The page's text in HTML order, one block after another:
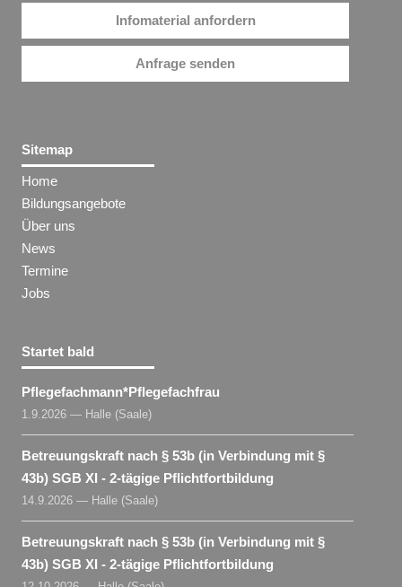
Infomaterial anfordern
Anfrage senden
Sitemap
Home
Bildungsangebote
Über uns
News
Termine
Jobs
Startet bald
Pflegefachmann​*Pflegefachfrau
1.9.2026 — Halle (Saale)
Betreuungskraft nach § 53b (in Verbindung mit §
43b) SGB XI - 2-tägige Pflichtfortbildung
14.9.2026 — Halle (Saale)
Betreuungskraft nach § 53b (in Verbindung mit §
43b) SGB XI - 2-tägige Pflichtfortbildung